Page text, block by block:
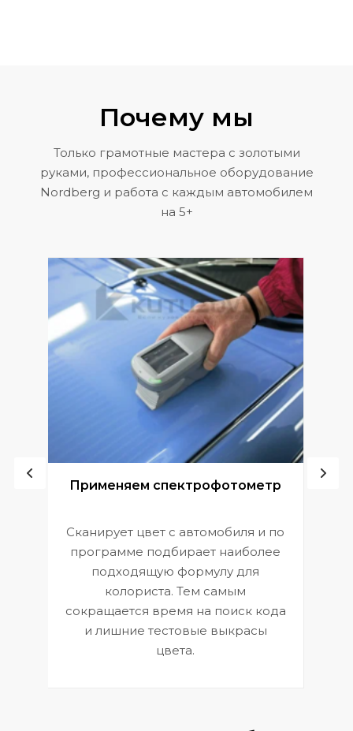
Почему мы
Только грамотные мастера с золотыми
руками, профессиональное оборудование
Nordberg и работа с каждым автомобилем
на 5+
Применяем спектрофотометр
Сканирует цвет с автомобиля и по
программе подбирает наиболее
подходящую формулу для
колориста. Тем самым
сокращается время на поиск кода
и лишние тестовые выкрасы
цвета.